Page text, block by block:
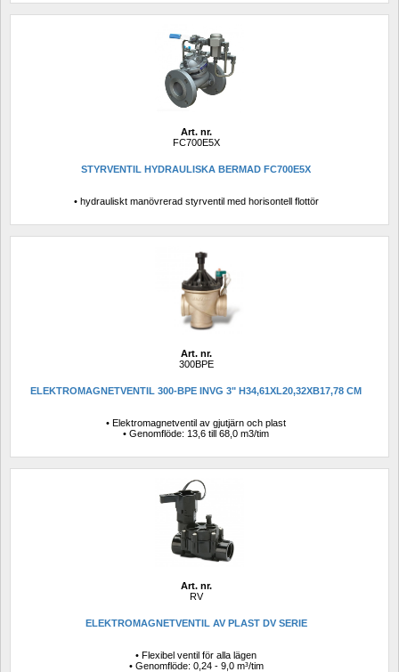
Art. nr.
FC700E5X
STYRVENTIL HYDRAULISKA BERMAD FC700E5X
• hydrauliskt manövrerad styrventil med horisontell flottör
Art. nr.
300BPE
ELEKTROMAGNETVENTIL 300-BPE INVG 3" H34,61XL20,32XB17,78 CM
• Elektromagnetventil av gjutjärn och plast
• Genomflöde: 13,6 till 68,0 m3/tim
Art. nr.
RV
ELEKTROMAGNETVENTIL AV PLAST DV SERIE
• Flexibel ventil för alla lägen
• Genomflöde: 0,24 - 9,0 m³/tim